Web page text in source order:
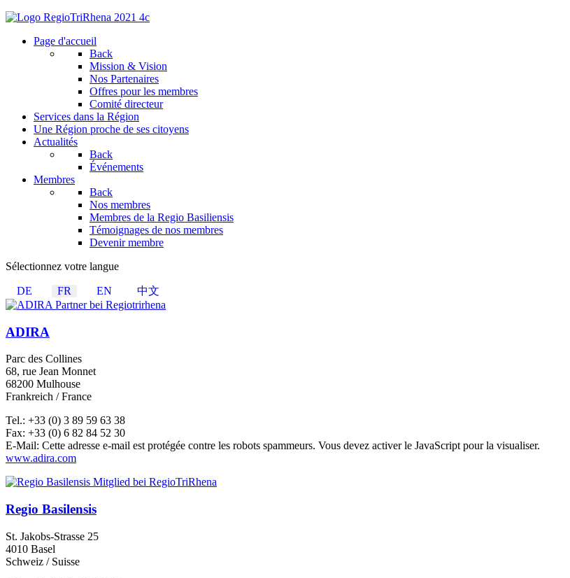
Page d'accueil
Back
Mission & Vision
Nos Partenaires
Offres pour les membres
Comité directeur
Services dans la Région
Une Région proche de ses citoyens
Actualités
Back
Événements
Membres
Back
Nos membres
Membres de la Regio Basiliensis
Témoignages de nos membres
Devenir membre
Sélectionnez votre langue
DE FR EN 中文
ADIRA
Parc des Collines
68, rue Jean Monnet
68200 Mulhouse
Frankreich / France
Tel.: +33 (0) 3 89 59 63 38
Fax: +33 (0) 6 82 84 52 30
E-Mail: Cette adresse e-mail est protégée contre les robots spammeurs. Vous devez activer le JavaScript pour la visualiser.
www.adira.com
Regio Basilensis
St. Jakobs-Strasse 25
4010 Basel
Schweiz / Suisse